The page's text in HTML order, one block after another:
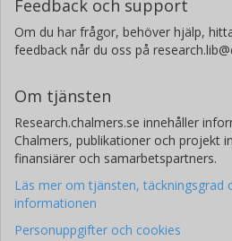
Feedback och support
Om du har frågor, behöver hjälp,
feedback når du oss på
Om tjänsten
Research.chalmers.se innehåller
Chalmers, publikationer och projekt
finansiärer och samarbetspartners.
Läs mer om tjänsten, täckningsgrad
informationen
Personuppgifter och cookies